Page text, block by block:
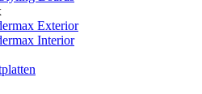
Exterior
Interior